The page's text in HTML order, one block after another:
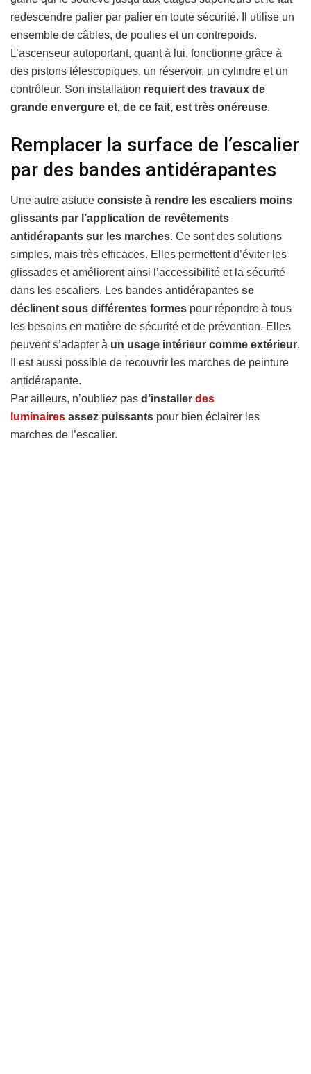
redescendre palier par palier en toute sécurité. Il utilise un
ensemble de câbles, de poulies et un contrepoids.
L’ascenseur autoportant, quant à lui, fonctionne grâce à
des pistons télescopiques, un réservoir, un cylindre et un
contrôleur. Son installation requiert des travaux de
grande envergure et, de ce fait, est très onéreuse.
Remplacer la surface de l’escalier
par des bandes antidérapantes
Une autre astuce consiste à rendre les escaliers moins
glissants par l’application de revêtements
antidérapants sur les marches. Ce sont des solutions
simples, mais très efficaces. Elles permettent d’éviter les
glissades et améliorent ainsi l’accessibilité et la sécurité
dans les escaliers. Les bandes antidérapantes se
déclinent sous différentes formes pour répondre à tous
les besoins en matière de sécurité et de prévention. Elles
peuvent s’adapter à un usage intérieur comme extérieur.
Il est aussi possible de recouvrir les marches de peinture
antidérapante.
Par ailleurs, n’oubliez pas d’installer des
luminaires assez puissants pour bien éclairer les
marches de l’escalier.